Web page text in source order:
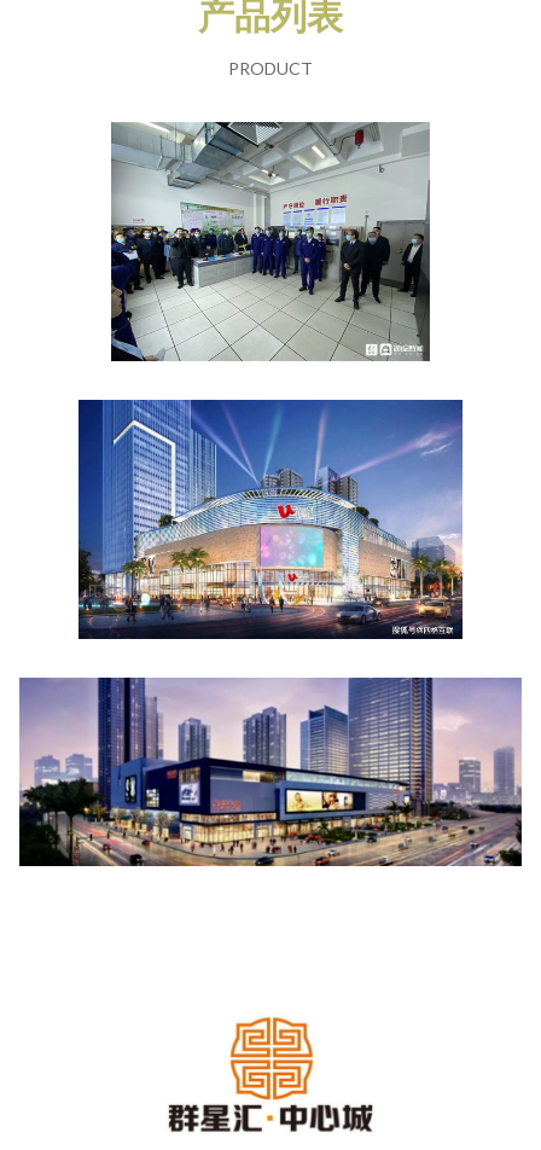
产品列表
PRODUCT